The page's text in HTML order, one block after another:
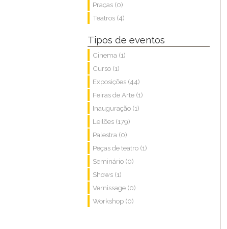
Praças (0)
Teatros (4)
Tipos de eventos
Cinema (1)
Curso (1)
Exposições (44)
Feiras de Arte (1)
Inauguração (1)
Leilões (179)
Palestra (0)
Peças de teatro (1)
Seminário (0)
Shows (1)
Vernissage (0)
Workshop (0)